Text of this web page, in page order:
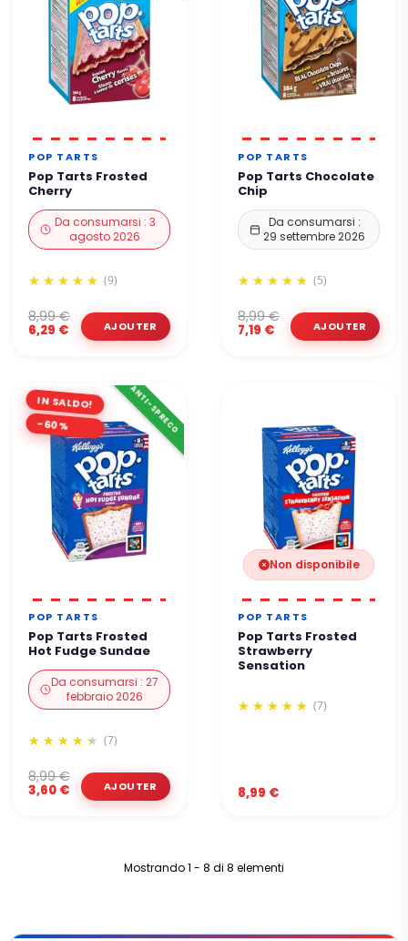
POP TARTS
Pop Tarts Frosted
Cherry
Da consumarsi : 3
agosto 2026
(9)
6,29 €
8,99 €
POP TARTS
Pop Tarts Chocolate
Chip
Da consumarsi :
29 settembre 2026
(5)
7,19 €
8,99 €
IN SALDO!
-60% ANTI-SPRECO
POP TARTS
Pop Tarts Frosted
Hot Fudge Sundae
Da consumarsi : 27
febbraio 2026
(7)
3,60 €
8,99 €
Non disponibile
POP TARTS
Pop Tarts Frosted
Strawberry
Sensation
(7)
8,99 €
Mostrando 1 - 8 di 8 elementi